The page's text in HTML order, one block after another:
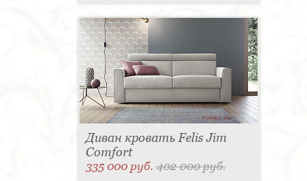
Диван кровать Felis Jim
Comfort
335 000 руб.402 000 руб.